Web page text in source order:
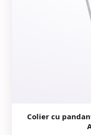
Colier cu